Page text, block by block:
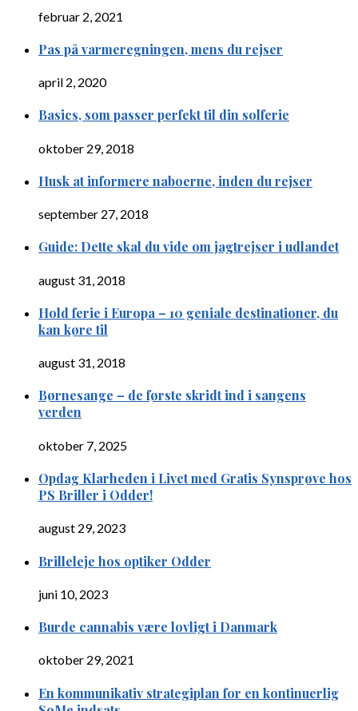
februar 2, 2021
Pas på varmeregningen, mens du rejser
april 2, 2020
Basics, som passer perfekt til din solferie
oktober 29, 2018
Husk at informere naboerne, inden du rejser
september 27, 2018
Guide: Dette skal du vide om jagtrejser i udlandet
august 31, 2018
Hold ferie i Europa – 10 geniale destinationer, du
kan køre til
august 31, 2018
Børnesange – de første skridt ind i sangens
verden
oktober 7, 2025
Opdag Klarheden i Livet med Gratis Synsprøve hos
PS Briller i Odder!
august 29, 2023
Brilleleje hos optiker Odder
juni 10, 2023
Burde cannabis være lovligt i Danmark
oktober 29, 2021
En kommunikativ strategiplan for en kontinuerlig